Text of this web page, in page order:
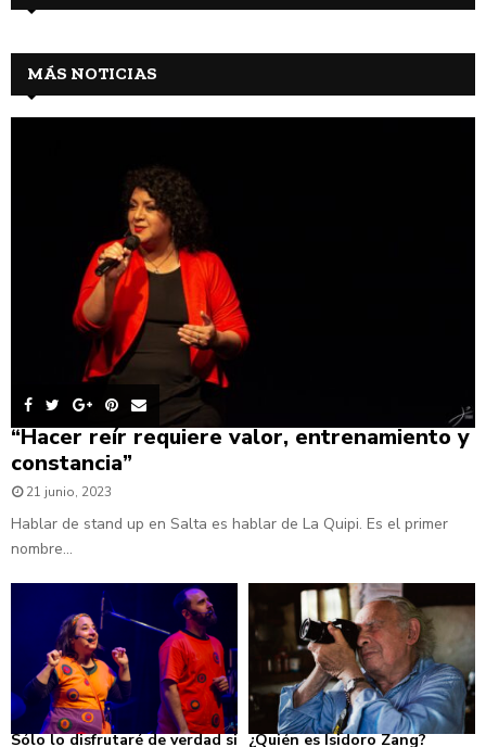
MÁS NOTICIAS
“Hacer reír requiere valor, entrenamiento y
constancia”
21 junio, 2023
Hablar de stand up en Salta es hablar de La Quipi. Es el primer
nombre...
Sólo lo disfrutaré de verdad si ¿Quién es Isidoro Zang?